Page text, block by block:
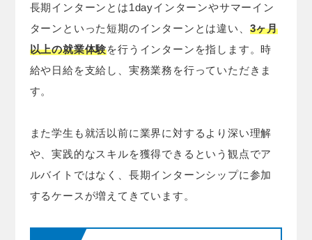
長期インターンとは1dayインターンやサマーイン
ターンといった短期のインターンとは違い、 3ヶ月
以上の就業体験を行うインターンを指します。時
給や日給を支給し、実務業務を行っていただきま
す。
また学生も就活以前に業界に対するより深い理解
や、実践的なスキルを獲得できるという観点でア
ルバイトではなく、長期インターンシップに参加
するケースが増えてきています。